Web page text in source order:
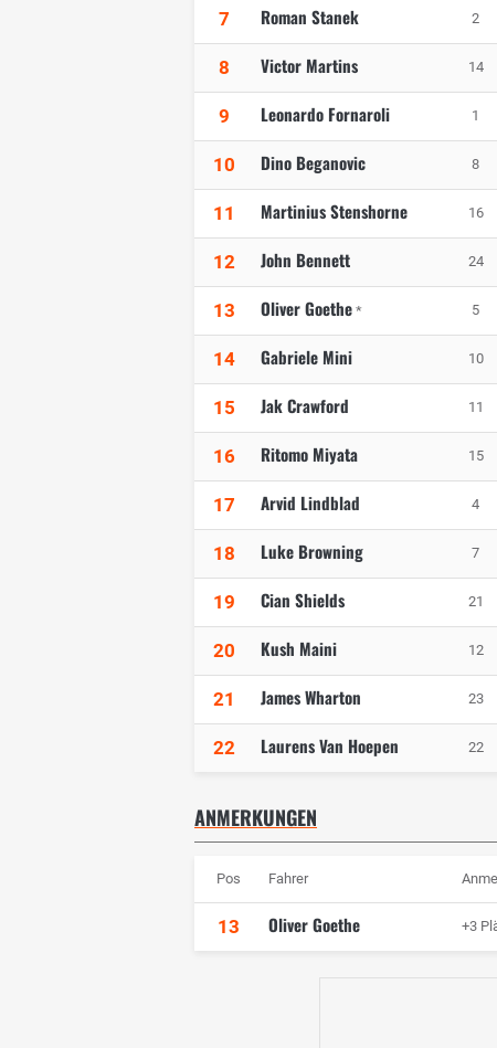
7 Roman Stanek 2
8 Victor Martins 14
9 Leonardo Fornaroli 1
10 Dino Beganovic 8
11 Martinius Stenshorne 16
12 John Bennett 24
13 Oliver Goethe * 5
14 Gabriele Mini 10
15 Jak Crawford 11
16 Ritomo Miyata 15
17 Arvid Lindblad 4
18 Luke Browning 7
19 Cian Shields 21
20 Kush Maini 12
21 James Wharton 23
22 Laurens Van Hoepen 22
ANMERKUNGEN
Pos Fahrer
13 Oliver Goethe +3